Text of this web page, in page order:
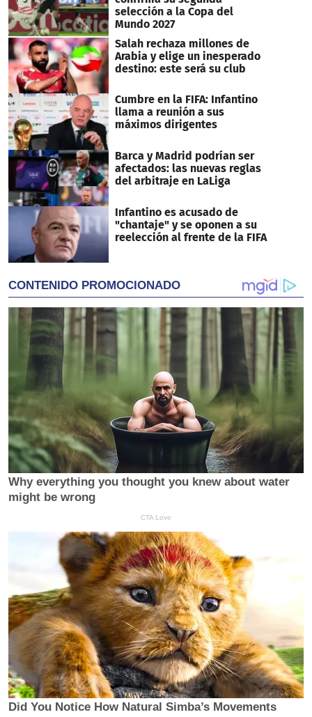
selección a la Copa del
Mundo 2027
Salah rechaza millones de
Arabia y elige un inesperado
destino: este será su club
Cumbre en la FIFA: Infantino
llama a reunión a sus
máximos dirigentes
Barca y Madrid podrían ser
afectados: las nuevas reglas
del arbitraje en LaLiga
Infantino es acusado de
"chantaje" y se oponen a su
reelección al frente de la FIFA